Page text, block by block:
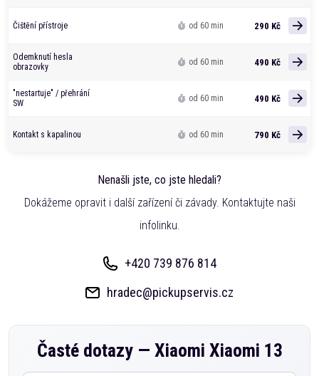
Čištění přístroje od 60 min 290 Kč
Odemknutí hesla
obrazovky
od 60 min 490 Kč
"nestartuje" / přehrání
SW
od 60 min 490 Kč
Kontakt s kapalinou od 60 min 790 Kč
Nenašli jste, co jste hledali?
Dokážeme opravit i další zařízení či závady. Kontaktujte naši
infolinku.
+420 739 876 814
hradec@pickupservis.cz
Časté dotazy — Xiaomi Xiaomi 13